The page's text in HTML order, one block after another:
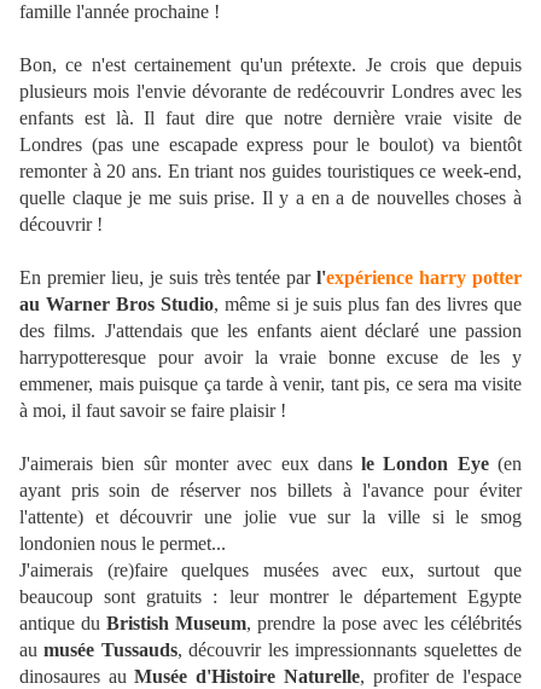
famille l'année prochaine !
Bon, ce n'est certainement qu'un prétexte. Je crois que depuis
plusieurs mois l'envie dévorante de redécouvrir Londres avec les
enfants est là. Il faut dire que notre dernière vraie visite de
Londres (pas une escapade express pour le boulot) va bientôt
remonter à 20 ans. En triant nos guides touristiques ce week-end,
quelle claque je me suis prise. Il y a en a de nouvelles choses à
découvrir !
En premier lieu, je suis très tentée parl'expérience harry potter
au Warner Bros Studio, même si je suis plus fan des livres que
des films. J'attendais que les enfants aient déclaré une passion
harrypotteresque pour avoir la vraie bonne excuse de les y
emmener, mais puisque ça tarde à venir, tant pis, ce sera ma visite
à moi, il faut savoir se faire plaisir !
J'aimerais bien sûr monter avec eux dansle London Eye(en
ayant pris soin de réserver nos billets à l'avance pour éviter
l'attente) et découvrir une jolie vue sur la ville si le smog
londonien nous le permet...
J'aimerais (re)faire quelques musées avec eux, surtout que
beaucoup sont gratuits : leur montrer le département Egypte
antique duBristish Museum, prendre la pose avec les célébrités
aumusée Tussauds, découvrir les impressionnants squelettes de
dinosaures auMusée d'Histoire Naturelle, profiter de l'espace